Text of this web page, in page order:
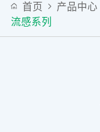
首页 产品中心
流感系列